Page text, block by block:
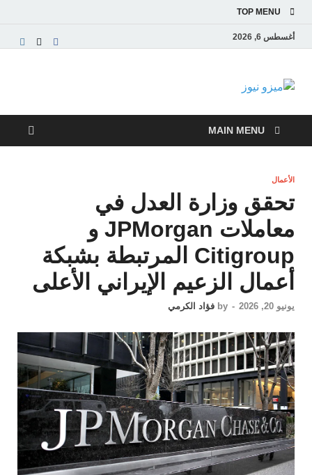
TOP MENU
أغسطس 6, 2026
ميزو نيوز
والاقتصادية
MAIN MENU
الأعمال
تحقق وزارة العدل في
معاملات JPMorgan و
Citigroup المرتبطة بشبكة
أعمال الزعيم الإيراني الأعلى
يونيو 20, 2026 -
by فؤاد الكرمي